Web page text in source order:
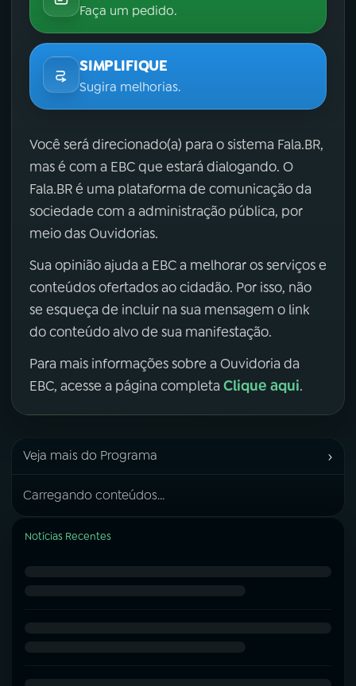
Faça um pedido.
SIMPLIFIQUE
Sugira melhorias.
Você será direcionado(a) para o sistema Fala.BR,
mas é com a EBC que estará dialogando. O
Fala.BR é uma plataforma de comunicação da
sociedade com a administração pública, por
meio das Ouvidorias.
Sua opinião ajuda a EBC a melhorar os serviços e
conteúdos ofertados ao cidadão. Por isso, não
se esqueça de incluir na sua mensagem o link
do conteúdo alvo de sua manifestação.
Para mais informações sobre a Ouvidoria da
EBC, acesse a página completa Clique aqui.
Veja mais do Programa ›
Carregando conteúdos...
Notícias Recentes